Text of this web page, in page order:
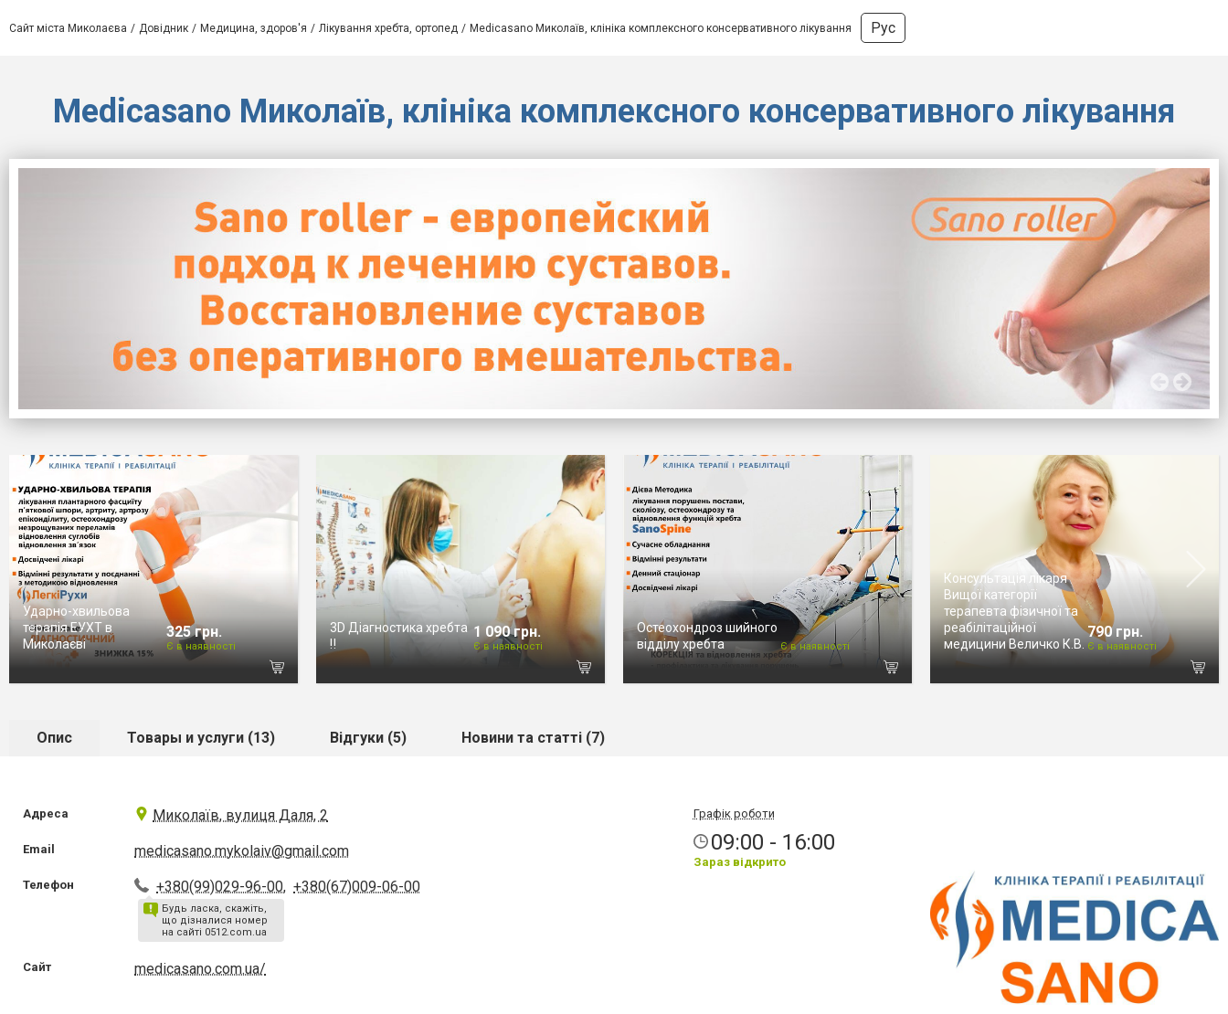
Сайт міста Миколаєва Довідник Медицина, здоров'я Лікування хребта, ортопед Medicasano Миколаїв, клініка комплексного консервативного лікування Рус
Medicasano Миколаїв, клініка комплексного консервативного лікування
Ударно-хвильова
терапія ЕУХТ в
Миколаєві
325 грн.
Є в наявності
3D Діагностика хребта
‼️
1 090 грн.
Є в наявності
Остеохондроз шийного
відділу хребта
Є в наявності
Консультація лікаря
Вищої категорії
терапевта фізичної та
реабілітаційної
медицини Величко К.В.
790 грн.
Є в наявності
Опис Товары и услуги (13) Відгуки (5) Новини та статті (7)
Адреса Миколаїв, вулиця Даля, 2
Email medicasano.mykolaiv@gmail.com
Телефон +380(99)029-96-00, +380(67)009-06-00
Будь ласка, скажіть,
що дізналися номер
на сайті 0512.com.ua
Сайт medicasano.com.ua/
Графік роботи
09:00 - 16:00
Зараз відкрито